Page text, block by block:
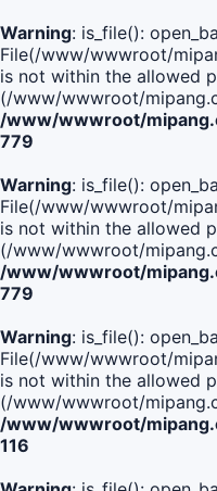
Warning: is_file():
File(/www/wwwroot/
is not within the allowed
(/www/wwwroot/
/www/wwwroot/
779
Warning: is_file():
File(/www/wwwroot/
is not within the allowed
(/www/wwwroot/
/www/wwwroot/
779
Warning: is_file():
File(/www/wwwroot/
is not within the allowed
(/www/wwwroot/
/www/wwwroot/
116